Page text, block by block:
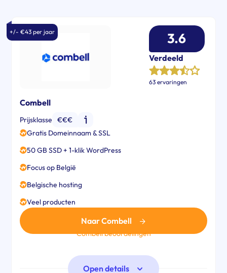
+/- €43 per jaar
Combell
Prijsklasse
€€€
Gratis Domeinnaam & SSL
50 GB SSD + 1-klik WordPress
Focus op België
Belgische hosting
Veel producten
Verdeeld
63 ervaringen
3.6
Naar Combell
Combell beoordelingen
Open details